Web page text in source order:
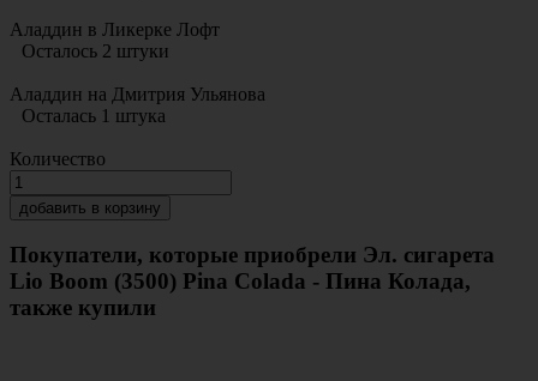
Аладдин в Ликерке Лофт
Осталось 2 штуки
Аладдин на Дмитрия Ульянова
Осталась 1 штука
Количество
добавить в корзину
Покупатели, которые приобрели Эл. сигарета
Lio Boom (3500) Pina Colada - Пина Колада,
также купили